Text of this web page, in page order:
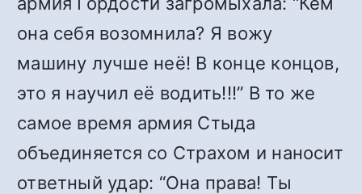
она себя возомнила? Я вожу
машину лучше неё! В конце концов,
это я научил её водить!!!” В то же
самое время армия Стыда
объединяется со Страхом и наносит
ответный удар: “Она права! Ты